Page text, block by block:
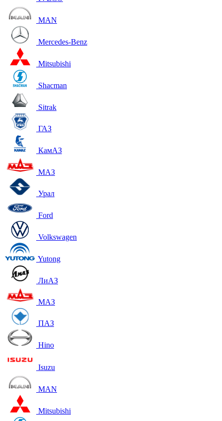
MAN
Mercedes-Benz
Mitsubishi
Shacman
Sitrak
ГАЗ
КамАЗ
МАЗ
Урал
Ford
Volkswagen
Yutong
ЛиАЗ
МАЗ
ПАЗ
Hino
Isuzu
MAN
Mitsubishi